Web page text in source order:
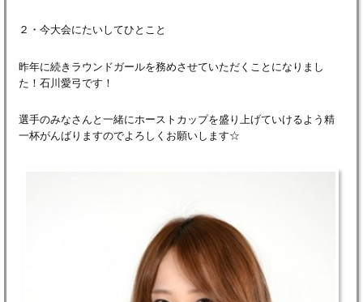
２・今大会にたいしてひとこと
昨年に続きラウンドガールを務めさせていただくことになりまし
た！石川愛弓です！
選手のみなさんと一緒にホーストカップを盛り上げていけるよう精
一杯がんばりますのでよろしくお願いします☆